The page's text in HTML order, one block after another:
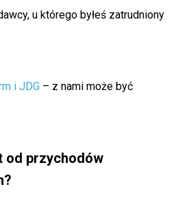
u którego byłeś zatrudniony
i JDG – z nami może być
od przychodów